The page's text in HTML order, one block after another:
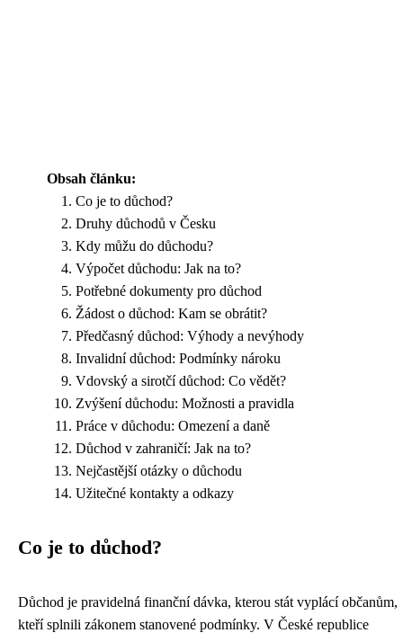
Obsah článku:
Co je to důchod?
Druhy důchodů v Česku
Kdy můžu do důchodu?
Výpočet důchodu: Jak na to?
Potřebné dokumenty pro důchod
Žádost o důchod: Kam se obrátit?
Předčasný důchod: Výhody a nevýhody
Invalidní důchod: Podmínky nároku
Vdovský a sirotčí důchod: Co vědět?
Zvýšení důchodu: Možnosti a pravidla
Práce v důchodu: Omezení a daně
Důchod v zahraničí: Jak na to?
Nejčastější otázky o důchodu
Užitečné kontakty a odkazy
Co je to důchod?
Důchod je pravidelná finanční dávka, kterou stát vyplácí občanům,
kteří splnili zákonem stanovené podmínky. V České republice